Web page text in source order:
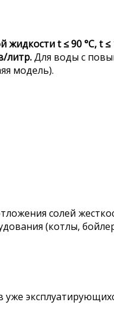
t ≤ 90 °C, t ≤
литр.Для воды с
модель).
солей
(котлы,